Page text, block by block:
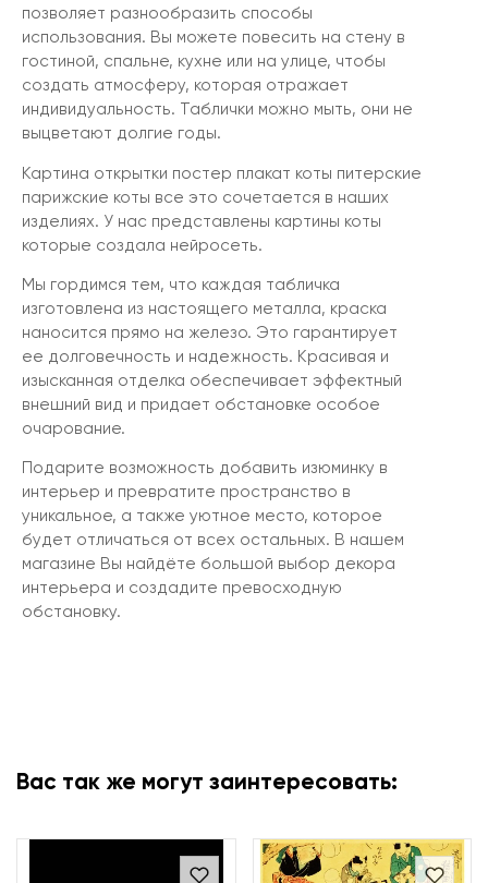
позволяет разнообразить способы
использования. Вы можете повесить на стену в
гостиной, спальне, кухне или на улице, чтобы
создать атмосферу, которая отражает
индивидуальность. Таблички можно мыть, они не
выцветают долгие годы.
Картина открытки постер плакат коты питерские
парижские коты все это сочетается в наших
изделиях. У нас представлены картины коты
которые создала нейросеть.
Мы гордимся тем, что каждая табличка
изготовлена из настоящего металла, краска
наносится прямо на железо. Это гарантирует
ее долговечность и надежность. Красивая и
изысканная отделка обеспечивает эффектный
внешний вид и придает обстановке особое
очарование.
Подарите возможность добавить изюминку в
интерьер и превратите пространство в
уникальное, а также уютное место, которое
будет отличаться от всех остальных. В нашем
магазине Вы найдёте большой выбор декора
интерьера и создадите превосходную
обстановку.
Вас так же могут заинтересовать: